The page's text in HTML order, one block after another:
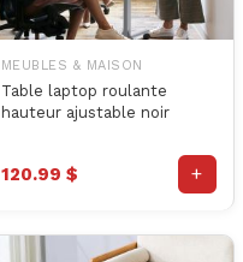
MEUBLES & MAISON
Table laptop roulante
hauteur ajustable noir
120.99 $ +